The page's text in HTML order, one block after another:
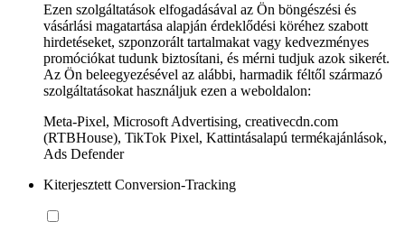
Ezen szolgáltatások elfogadásával az Ön böngészési és
vásárlási magatartása alapján érdeklődési köréhez szabott
hirdetéseket, szponzorált tartalmakat vagy kedvezményes
promóciókat tudunk biztosítani, és mérni tudjuk azok sikerét.
Az Ön beleegyezésével az alábbi, harmadik féltől származó
szolgáltatásokat használjuk ezen a weboldalon:
Meta-Pixel, Microsoft Advertising, creativecdn.com
(RTBHouse), TikTok Pixel, Kattintásalapú termékajánlások,
Ads Defender
Kiterjesztett Conversion-Tracking